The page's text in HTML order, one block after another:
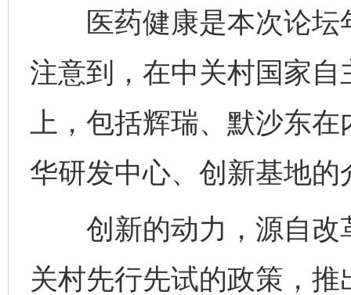
医药健康是本次论坛
注意到，在中关村国家
上，包括辉瑞、默沙东
华研发中心、创新基地的
创新的动力，源自改革
关村先行先试的政策，